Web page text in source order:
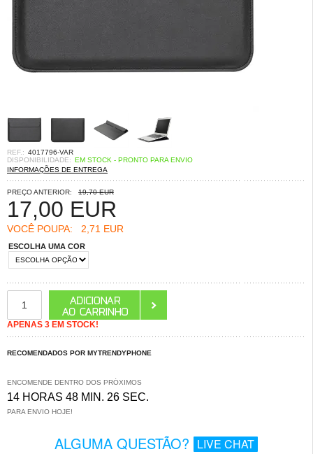
REF.: 4017796-VAR
DISPONIBILIDADE: EM STOCK - PRONTO PARA ENVIO
INFORMAÇÕES DE ENTREGA
PREÇO ANTERIOR: 19,70 EUR
17,00 EUR
VOCÊ POUPA: 2,71 EUR
ESCOLHA UMA COR
APENAS 3 EM STOCK!
RECOMENDADOS POR MYTRENDYPHONE
ENCOMENDE DENTRO DOS PRÓXIMOS
14 HORAS 48 MIN. 26 SEC.
PARA ENVIO HOJE!
ALGUMA QUESTÃO? LIVE CHAT